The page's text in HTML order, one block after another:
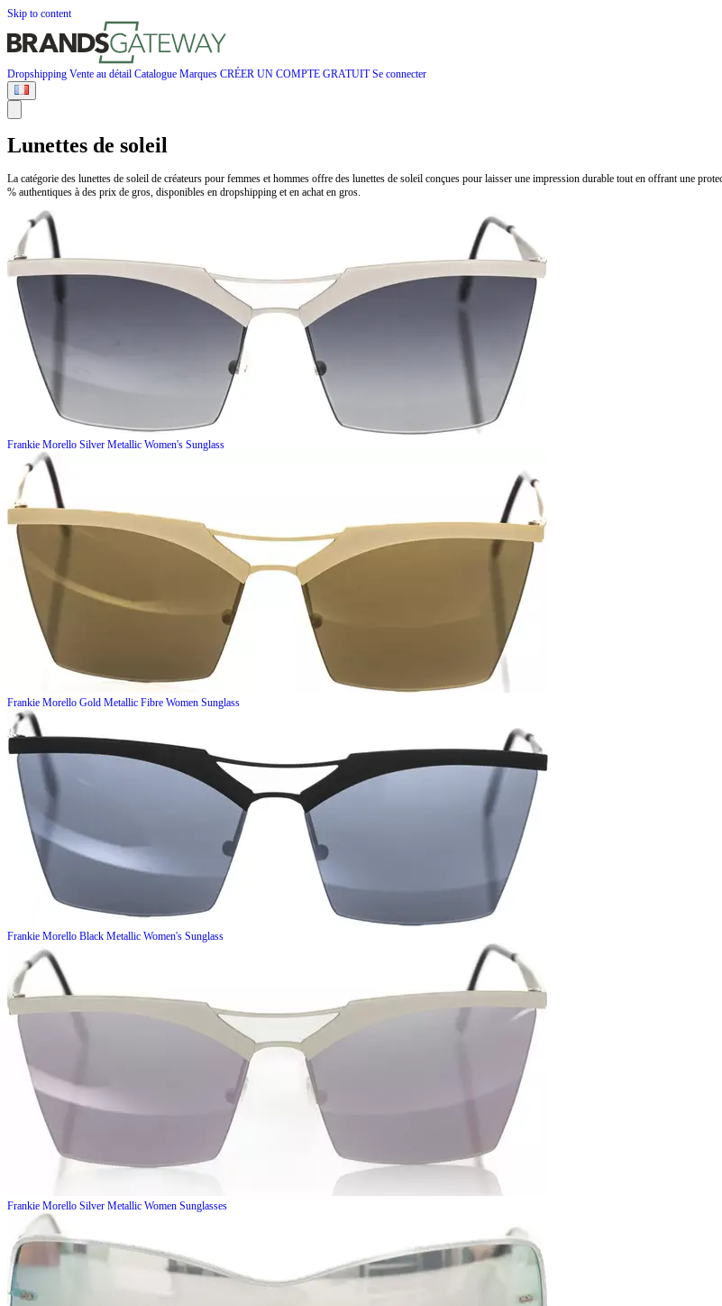
Skip to content
Dropshipping Vente au détail Catalogue Marques CRÉER UN COMPTE GRATUITSe connecter
Lunettes de soleil
La catégorie des lunettes de soleil de créateurs pour femmes et hommes offre des lunettes de soleil conçues pour laisser une impression durable tout en offrant une
% authentiques à des prix de gros, disponibles en dropshipping et en achat en gros.
Frankie Morello Silver Metallic Women's Sunglass
Frankie Morello Gold Metallic Fibre Women Sunglass
Frankie Morello Black Metallic Women's Sunglass
Frankie Morello Silver Metallic Women Sunglasses